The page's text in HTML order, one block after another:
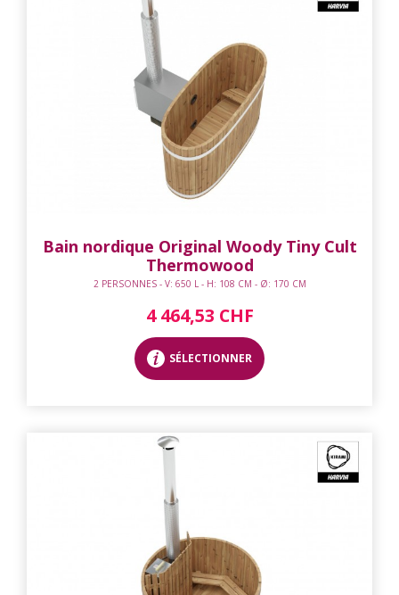
Bain nordique Original Woody Tiny Cult
Thermowood
2 PERSONNES - V: 650 L - H: 108 CM - Ø: 170 CM
4 464,53 CHF
SÉLECTIONNER